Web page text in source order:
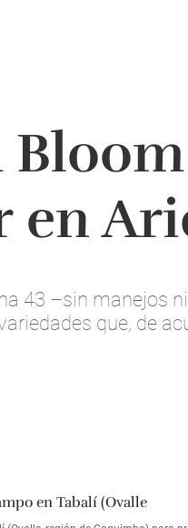
43 –sin manejos
que, de